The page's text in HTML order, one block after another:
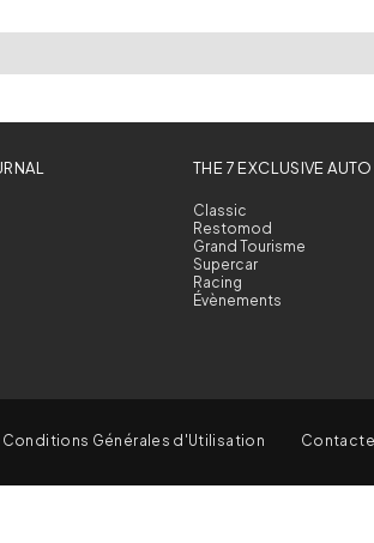
THE 7 EXCLUSIVE AUTO
Classic
Restomod
Grand Tourisme
Supercar
Racing
Évènements
Conditions Générales d'Utilisation